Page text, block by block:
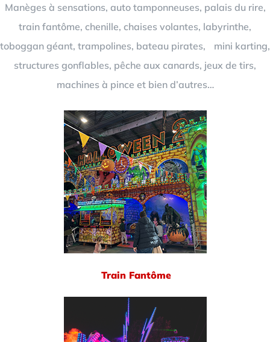
Manèges à sensations, auto tamponneuses, palais du rire,
train fantôme, chenille, chaises volantes, labyrinthe,
toboggan géant, trampolines, bateau pirates, mini karting,
structures gonflables, pêche aux canards, jeux de tirs,
machines à pince et bien d’autres…
Train Fantôme